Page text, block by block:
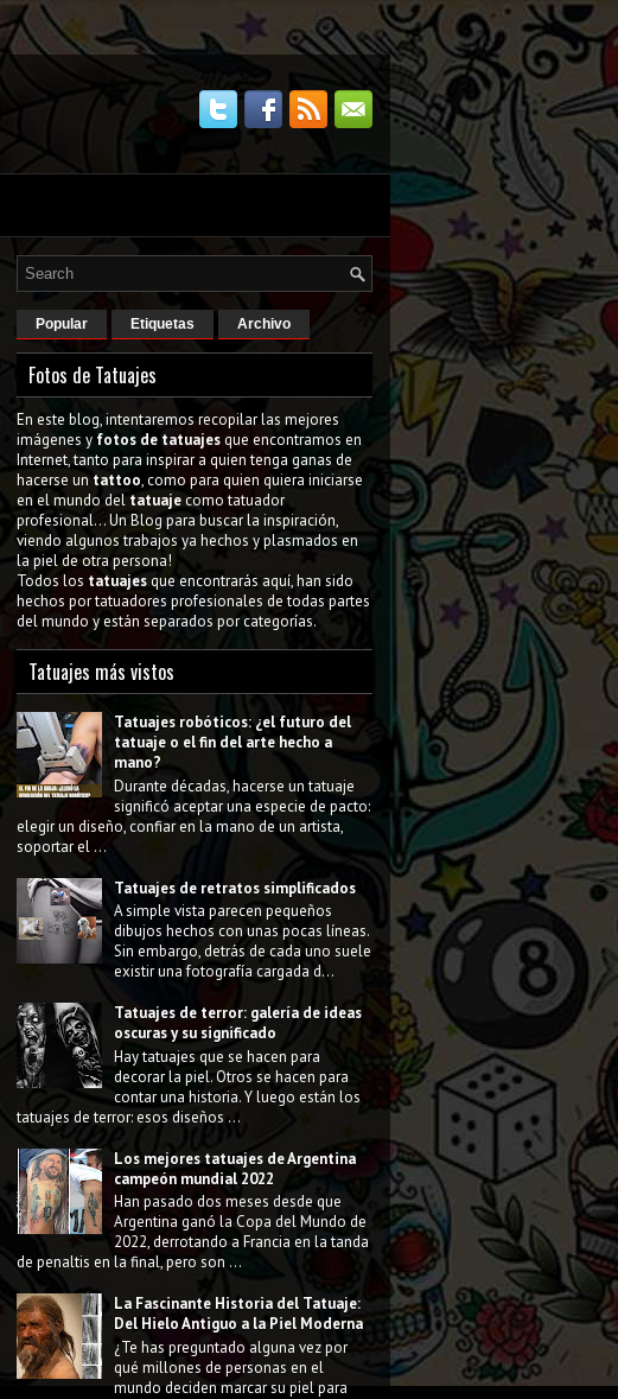
Popular Etiquetas Archivo
Fotos de Tatuajes
En este blog, intentaremos recopilar las mejores
imágenes y fotos de tatuajesque encontramos en
Internet, tanto para inspirar a quien tenga ganas de
hacerse un tattoo, como para quien quiera iniciarse
en el mundo del tatuajecomo tatuador
profesional... Un Blog para buscar la inspiración,
viendo algunos trabajos ya hechos y plasmados en
la piel de otra persona!
Todos los tatuajesque encontrarás aquí, han sido
hechos por tatuadores profesionales de todas partes
del mundo y están separados por categorías.
Tatuajes más vistos
Tatuajes robóticos: ¿el futuro del
tatuaje o el fin del arte hecho a
mano?
Durante décadas, hacerse un tatuaje
significó aceptar una especie de pacto:
elegir un diseño, confiar en la mano de un artista,
soportar el ...
Tatuajes de retratos simplificados
A simple vista parecen pequeños
dibujos hechos con unas pocas líneas.
Sin embargo, detrás de cada uno suele
existir una fotografía cargada d...
Tatuajes de terror: galería de ideas
oscuras y su significado
Hay tatuajes que se hacen para
decorar la piel. Otros se hacen para
contar una historia. Y luego están los
tatuajes de terror: esos diseños ...
Los mejores tatuajes de Argentina
campeón mundial 2022
Han pasado dos meses desde que
Argentina ganó la Copa del Mundo de
2022, derrotando a Francia en la tanda
de penaltis en la final, pero son ...
La Fascinante Historia del Tatuaje:
Del Hielo Antiguo a la Piel Moderna
¿Te has preguntado alguna vez por
qué millones de personas en el
mundo deciden marcar su piel para